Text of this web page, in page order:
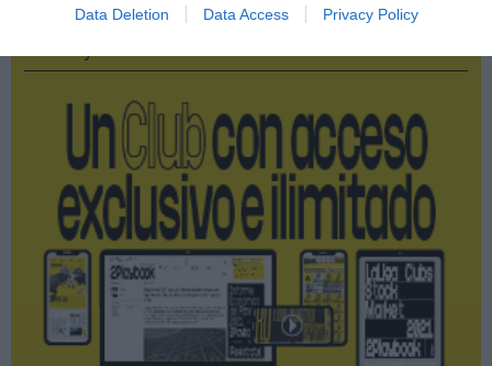
Data Deletion Data Access Privacy Policy